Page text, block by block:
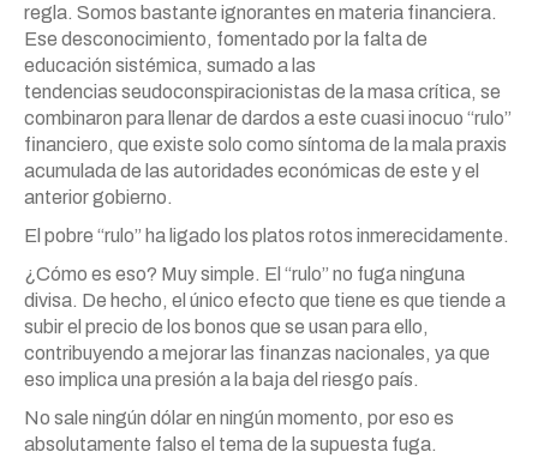
regla. Somos bastante ignorantes en materia financiera.
Ese desconocimiento, fomentado por la falta de
educación sistémica, sumado a las
tendencias seudoconspiracionistas de la masa crítica, se
combinaron para llenar de dardos a este cuasi inocuo “rulo”
financiero, que existe solo como síntoma de la mala praxis
acumulada de las autoridades económicas de este y el
anterior gobierno.
El pobre “rulo” ha ligado los platos rotos inmerecidamente.
¿Cómo es eso? Muy simple. El “rulo” no fuga ninguna
divisa. De hecho, el único efecto que tiene es que tiende a
subir el precio de los bonos que se usan para ello,
contribuyendo a mejorar las finanzas nacionales, ya que
eso implica una presión a la baja del riesgo país.
No sale ningún dólar en ningún momento, por eso es
absolutamente falso el tema de la supuesta fuga.